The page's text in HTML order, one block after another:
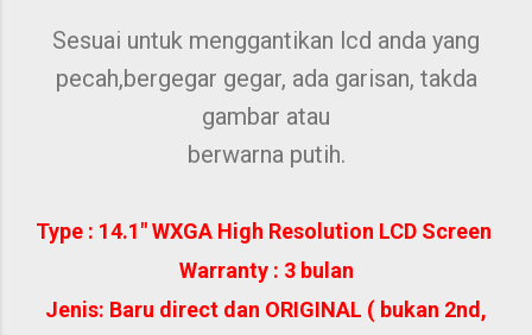
Sesuai untuk menggantikan lcd anda yang
pecah,bergegar gegar, ada garisan, takda
gambar atau
berwarna putih.
Type : 14.1" WXGA High Resolution LCD Screen
Warranty : 3 bulan
Jenis: Baru direct dan ORIGINAL ( bukan 2nd,